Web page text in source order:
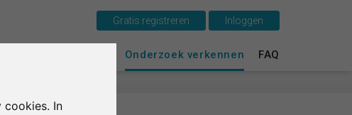
cookies. In
Onderzoek verkennen FAQ
Gratis registreren Inloggen